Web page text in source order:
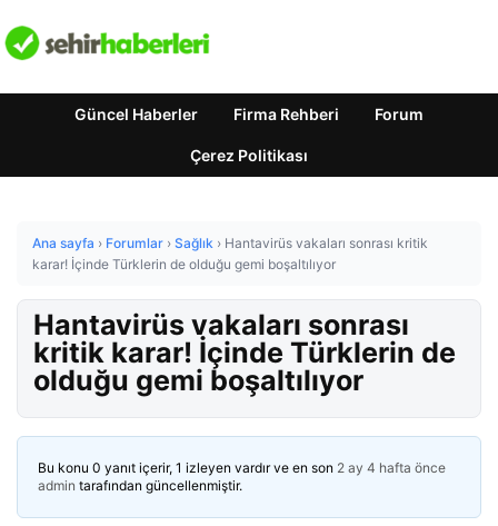
Güncel Haberler Firma Rehberi Forum
Çerez Politikası
Ana sayfa › Forumlar › Sağlık › Hantavirüs vakaları sonrası kritik
karar! İçinde Türklerin de olduğu gemi boşaltılıyor
Hantavirüs vakaları sonrası
kritik karar! İçinde Türklerin de
olduğu gemi boşaltılıyor
Bu konu 0 yanıt içerir, 1 izleyen vardır ve en son 2 ay 4 hafta önce
admin tarafından güncellenmiştir.